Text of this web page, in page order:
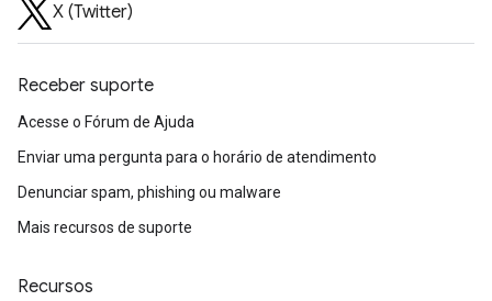
X (Twitter)
Receber suporte
Acesse o Fórum de Ajuda
Enviar uma pergunta para o horário de atendimento
Denunciar spam, phishing ou malware
Mais recursos de suporte
Recursos